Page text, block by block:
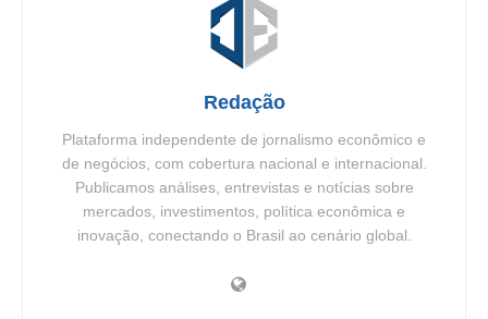
Redação
Plataforma independente de jornalismo econômico e
de negócios, com cobertura nacional e internacional.
Publicamos análises, entrevistas e notícias sobre
mercados, investimentos, política econômica e
inovação, conectando o Brasil ao cenário global.